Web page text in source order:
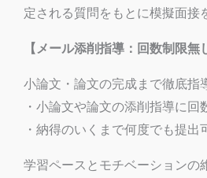
定される質問をもとに模擬面接
【メール添削指導：回数制限無
小論文・論文の完成まで徹底指
・小論文や論文の添削指導に回
・納得のいくまで何度でも提出
学習ペースとモチベーションの